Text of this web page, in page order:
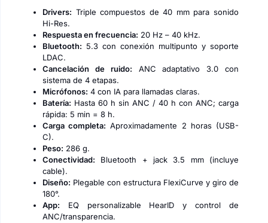
Drivers: Triple compuestos de 40 mm para sonido
Hi-Res.
Respuesta en frecuencia: 20 Hz – 40 kHz.
Bluetooth: 5.3 con conexión multipunto y soporte
LDAC.
Cancelación de ruido: ANC adaptativo 3.0 con
sistema de 4 etapas.
Micrófonos: 4 con IA para llamadas claras.
Batería: Hasta 60 h sin ANC / 40 h con ANC; carga
rápida: 5 min = 8 h.
Carga completa: Aproximadamente 2 horas (USB-
C).
Peso: 286 g.
Conectividad: Bluetooth + jack 3.5 mm (incluye
cable).
Diseño: Plegable con estructura FlexiCurve y giro de
180°.
App: EQ personalizable HearID y control de
ANC/transparencia.